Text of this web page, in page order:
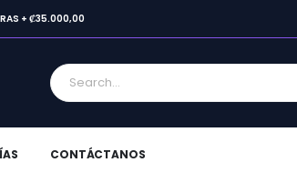
+ ₡35.000,00
CONTÁCTANOS